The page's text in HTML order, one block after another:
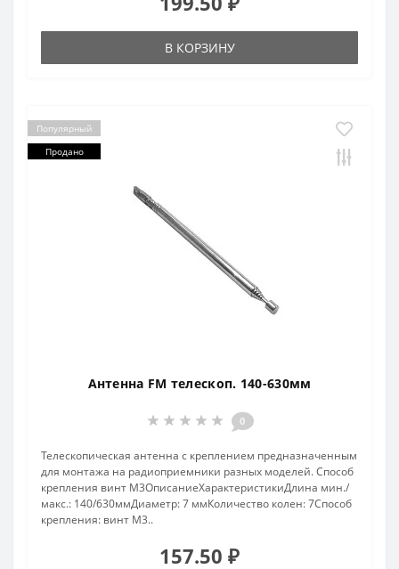
В КОРЗИНУ
Популярный
Продано
Антенна FM телескоп. 140-630мм
0
Телескопическая антенна с креплением предназначенным
для монтажа на радиоприемники разных моделей. Способ
крепления винт М3ОписаниеХарактеристикиДлина мин./
макс.: 140/630ммДиаметр: 7 ммКоличество колен: 7Способ
крепления: винт М3..
157.50 ₽